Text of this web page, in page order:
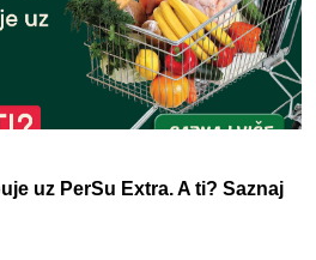
uz PerSu Extra. A ti? Saznaj